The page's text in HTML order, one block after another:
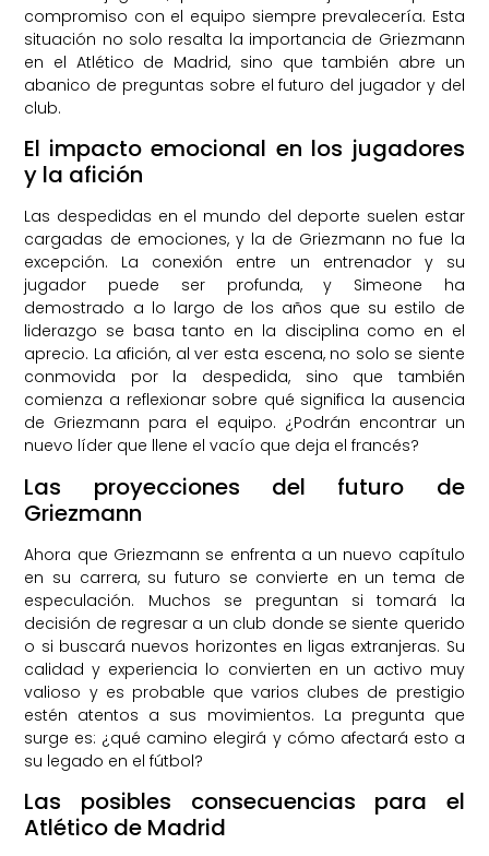
compromiso con el equipo siempre prevalecería. Esta
situación no solo resalta la importancia de Griezmann
en el Atlético de Madrid, sino que también abre un
abanico de preguntas sobre el futuro del jugador y del
club.
El impacto emocional en los jugadores
y la afición
Las despedidas en el mundo del deporte suelen estar
cargadas de emociones, y la de Griezmann no fue la
excepción. La conexión entre un entrenador y su
jugador puede ser profunda, y Simeone ha
demostrado a lo largo de los años que su estilo de
liderazgo se basa tanto en la disciplina como en el
aprecio. La afición, al ver esta escena, no solo se siente
conmovida por la despedida, sino que también
comienza a reflexionar sobre qué significa la ausencia
de Griezmann para el equipo. ¿Podrán encontrar un
nuevo líder que llene el vacío que deja el francés?
Las proyecciones del futuro de
Griezmann
Ahora que Griezmann se enfrenta a un nuevo capítulo
en su carrera, su futuro se convierte en un tema de
especulación. Muchos se preguntan si tomará la
decisión de regresar a un club donde se siente querido
o si buscará nuevos horizontes en ligas extranjeras. Su
calidad y experiencia lo convierten en un activo muy
valioso y es probable que varios clubes de prestigio
estén atentos a sus movimientos. La pregunta que
surge es: ¿qué camino elegirá y cómo afectará esto a
su legado en el fútbol?
Las posibles consecuencias para el
Atlético de Madrid